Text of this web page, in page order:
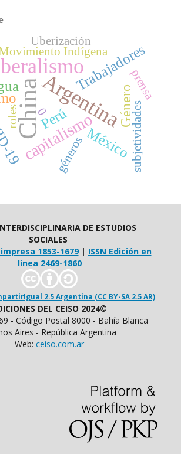
ChinaArgentina
capitalismo
Trabajadores
19 Género
México
Perú
Indígena
géneros
prensa
Uberización
subjetividades
roles 0
DE ESTUDIOS
SOCIALES
1853-1679| ISSN Edición en
línea 2469-1860
2.5 Argentina (CC BY-SA 2.5 AR)
DEL CEISO 2024©
- Código Postal 8000 - Bahía Blanca
Aires - República Argentina
Web: ceiso.com.ar